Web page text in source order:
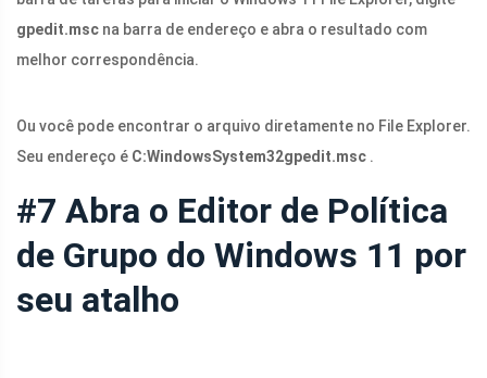
gpedit.msc na barra de endereço e abra o resultado com
melhor correspondência.
Ou você pode encontrar o arquivo diretamente no File Explorer.
Seu endereço é C:WindowsSystem32gpedit.msc .
#7 Abra o Editor de Política
de Grupo do Windows 11 por
seu atalho